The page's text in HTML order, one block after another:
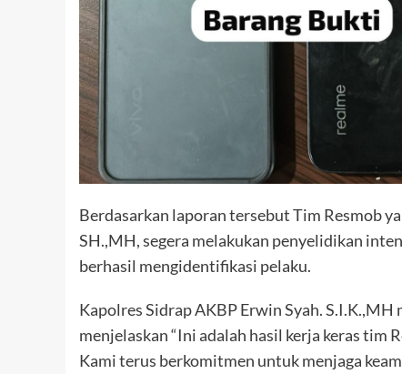
Berdasarkan laporan tersebut Tim Resmob
SH.,MH, segera melakukan penyelidikan
berhasil mengidentifikasi pelaku.
Kapolres Sidrap AKBP Erwin Syah.
menjelaskan “Ini adalah hasil kerja keras tim
Kami terus berkomitmen untuk menjaga